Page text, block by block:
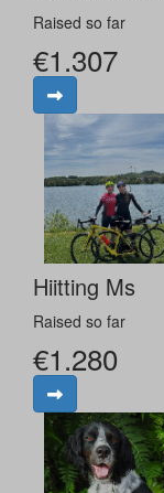
Raised so far
€1.307
Hiitting Ms
Raised so far
€1.280